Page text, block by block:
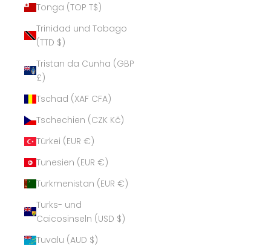
Tonga (TOP T$)
Trinidad und Tobago
(TTD $)
Tristan da Cunha (GBP
£)
Tschad (XAF CFA)
Tschechien (CZK Kč)
Türkei (EUR €)
Tunesien (EUR €)
Turkmenistan (EUR €)
Turks- und
Caicosinseln (USD $)
Tuvalu (AUD $)